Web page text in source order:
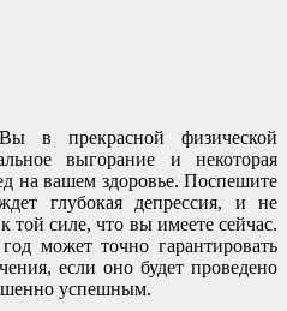
Вы в прекрасной физической
выгорание и некоторая
на вашем здоровье. Поспешите
глубокая депрессия, и не
той силе, что вы имеете сейчас.
может точно гарантировать
если оно будет проведено
успешным.